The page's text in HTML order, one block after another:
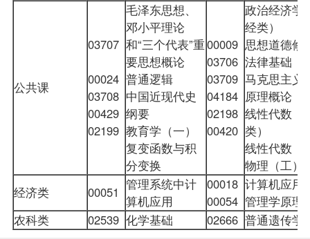
公共课
03707
00024
03708
00429
02199
毛泽东思想、
邓小平理论
和“三个代表”重
要思想概论
普通逻辑
中国近现代史
纲要
教育学（一）
复变函数与积
分变换
00009
03706
03709
04184
02198
00420
政治经济学
经类）
思想道德修
法律基础
马克思主义
原理概论
线性代数（
类）
线性代数
物理（工）
经济类
00051 管理系统中计
算机应用
00018
00054
计算机应用
管理学原理
农科类
02539 化学基础 02666 普通遗传学